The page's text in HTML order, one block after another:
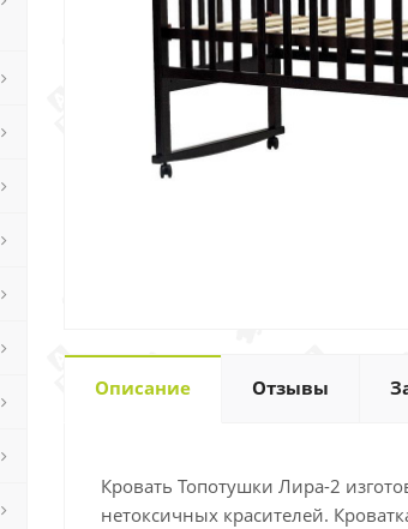
Описание Отзывы
Кровать Топотушки Лира-2
нетоксичных красителей.